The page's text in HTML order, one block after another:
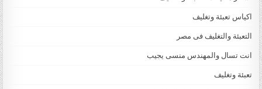
اكياس تعبئة وتغليف
التعبئة والتغليف فى مصر
انت تسال والمهندس منسى يجيب
تعبئة وتغليف